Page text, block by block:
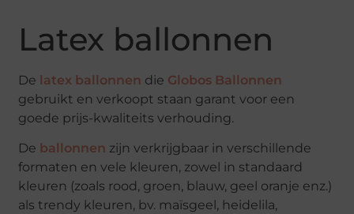
Latex ballonnen
De latex ballonnen die Globos Ballonnen
gebruikt en verkoopt staan garant voor een
goede prijs-kwaliteits verhouding.
De ballonnen zijn verkrijgbaar in verschillende
formaten en vele kleuren, zowel in standaard
kleuren (zoals rood, groen, blauw, geel oranje enz.)
als trendy kleuren, bv. maïsgeel, heidelila,